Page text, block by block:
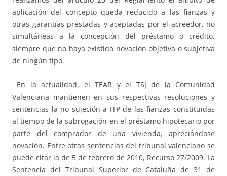
aplicación del concepto queda reducido a las fianzas y
otras garantías prestadas y aceptadas por el acreedor, no
simultáneas a la concepción del préstamo o crédito,
siempre que no haya existido novación objetiva o subjetiva
de ningún tipo.
En la actualidad, el TEAR y el TSJ de la Comunidad
Valenciana mantienen en sus respectivas resoluciones y
sentencias la no sujeción a ITP de las fianzas constituidas
al tiempo de la subrogación en el préstamo hipotecario por
parte del comprador de una vivienda, apreciándose
novación. Entre otras sentencias del tribunal valenciano se
puede citar la de 5 de febrero de 2010, Recurso 27/2009. La
Sentencia del Tribunal Superior de Cataluña de 31 de